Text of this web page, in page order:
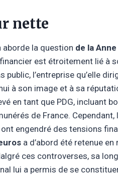
nette
aborde la question de la
est étroitement lié à
public, l’entreprise qu’elle
à son image et à sa
en tant que PDG, incluant
de France.
ont engendré des tensions
a d’abord été retenue
ces controverses, sa
lui a permis de se